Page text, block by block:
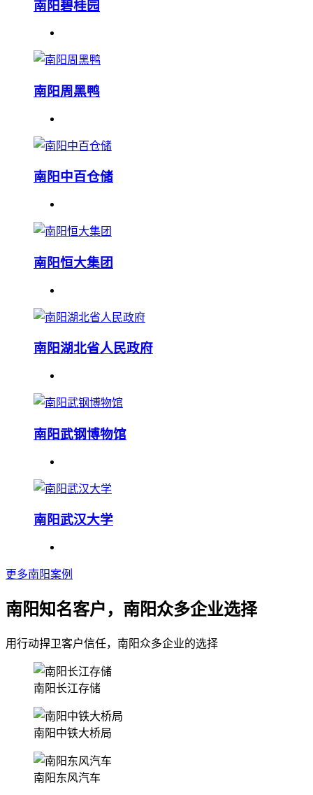
南阳碧桂园
南阳周黑鸭
南阳中百仓储
南阳恒大集团
南阳湖北省人民政府
南阳武钢博物馆
南阳武汉大学
更多南阳案例
南阳知名客户，南阳众多企业选择
用行动捍卫客户信任，南阳众多企业的选择
南阳长江存储
南阳中铁大桥局
南阳东风汽车